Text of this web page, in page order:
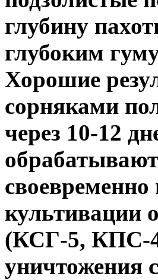
глубину
глубоким
Хорошие
сорняками
через 10-12
культивации
(КСГ-5, КПС-
уничтожения